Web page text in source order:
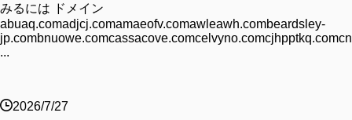
みるには ドメイン
abuaq.comadjcj.comamaeofv.comawleawh.combeardsley-
...
2026/7/27